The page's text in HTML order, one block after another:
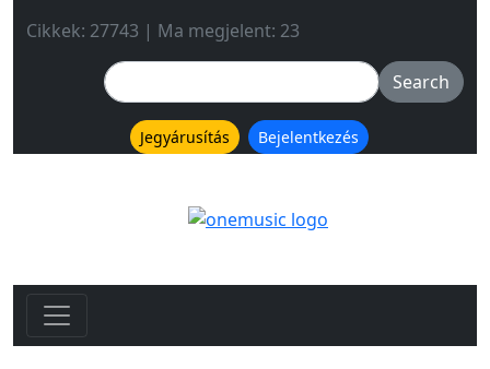
Cikkek: 27743 | Ma megjelent: 23
Jegyárusítás Bejelentkezés